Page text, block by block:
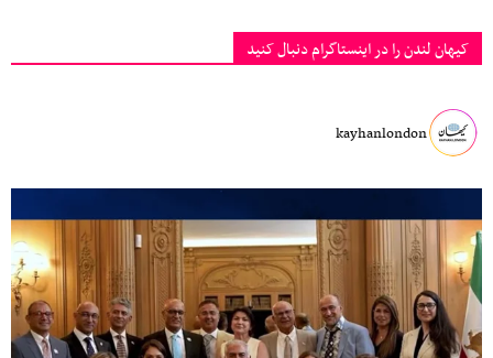
کیهان لندن را در اینستاگرام دنبال کنید
kayhanlondon